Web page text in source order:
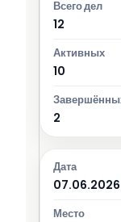
12
10
2
07.06.2026